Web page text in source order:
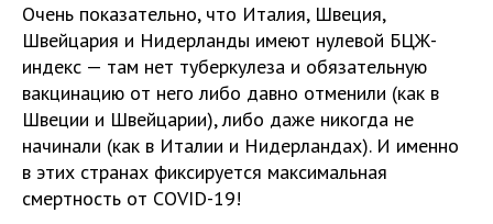
Очень показательно, что Италия, Швеция,
Швейцария и Нидерланды имеют нулевой БЦЖ-
индекс — там нет туберкулеза и обязательную
вакцинацию от него либо давно отменили (как в
Швеции и Швейцарии), либо даже никогда не
начинали (как в Италии и Нидерландах). И именно
в этих странах фиксируется максимальная
смертность от COVID-19!